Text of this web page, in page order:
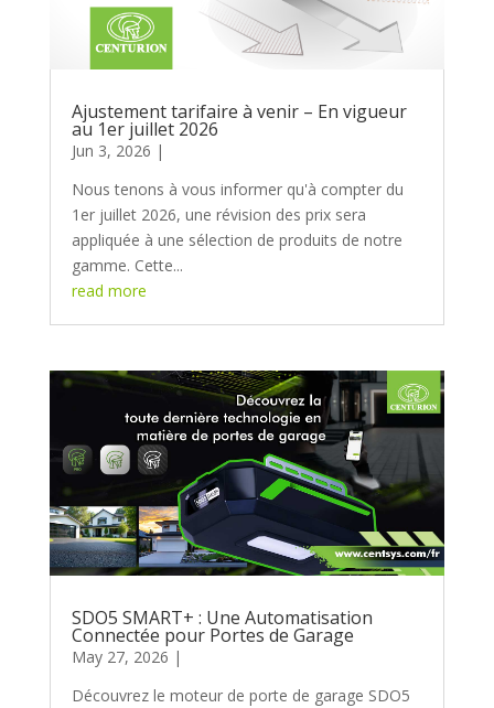
Ajustement tarifaire à venir – En vigueur
au 1er juillet 2026
Jun 3, 2026
Nous tenons à vous informer qu'à compter du
1er juillet 2026, une révision des prix sera
appliquée à une sélection de produits de notre
gamme. Cette...
read more
SDO5 SMART+ : Une Automatisation
Connectée pour Portes de Garage
May 27, 2026
Découvrez le moteur de porte de garage SDO5